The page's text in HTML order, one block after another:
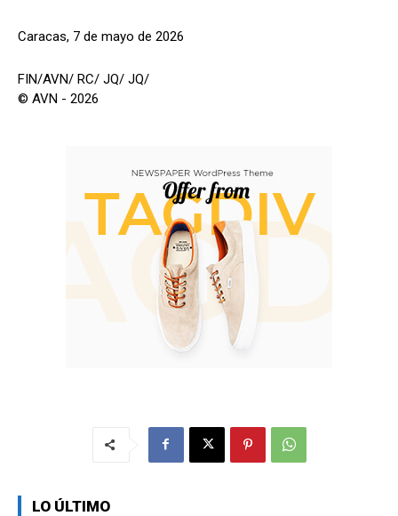
Caracas, 7 de mayo de 2026
FIN/AVN/ RC/ JQ/ JQ/
© AVN - 2026
LO ÚLTIMO